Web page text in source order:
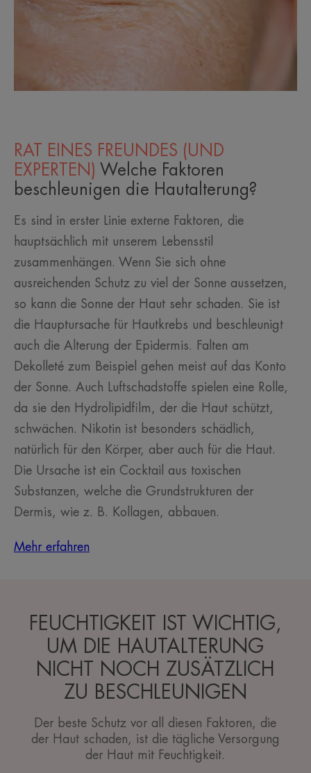
RAT EINES FREUNDES (UND
EXPERTEN) Welche Faktoren
beschleunigen die Hautalterung?
Es sind in erster Linie externe Faktoren, die
hauptsächlich mit unserem Lebensstil
zusammenhängen. Wenn Sie sich ohne
ausreichenden Schutz zu viel der Sonne aussetzen,
so kann die Sonne der Haut sehr schaden. Sie ist
die Hauptursache für Hautkrebs und beschleunigt
auch die Alterung der Epidermis. Falten am
Dekolleté zum Beispiel gehen meist auf das Konto
der Sonne. Auch Luftschadstoffe spielen eine Rolle,
da sie den Hydrolipidfilm, der die Haut schützt,
schwächen. Nikotin ist besonders schädlich,
natürlich für den Körper, aber auch für die Haut.
Die Ursache ist ein Cocktail aus toxischen
Substanzen, welche die Grundstrukturen der
Dermis, wie z. B. Kollagen, abbauen.
Mehr erfahren
FEUCHTIGKEIT IST WICHTIG,
UM DIE HAUTALTERUNG
NICHT NOCH ZUSÄTZLICH
ZU BESCHLEUNIGEN
Der beste Schutz vor all diesen Faktoren, die
der Haut schaden, ist die tägliche Versorgung
der Haut mit Feuchtigkeit.